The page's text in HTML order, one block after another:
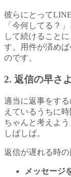
彼らにとって
「今何してる？
して続けること
す。用件が済め
のです。
2. 返信の早さ
適当に返事をす
えているうちに
ちゃんと考えよ
しばしば。
返信が遅れる時の
メッセージ